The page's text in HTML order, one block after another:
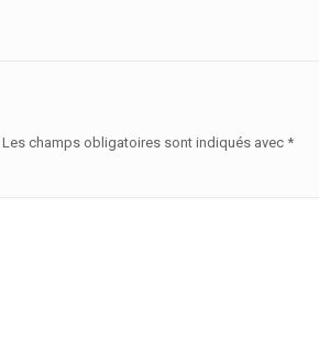
Les champs obligatoires sont indiqués avec *